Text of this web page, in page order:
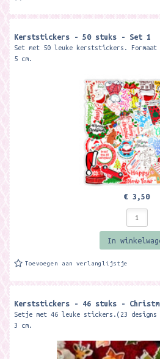
Kerststickers - 50 stuks - Set 1
Set met 50 leuke kerststickers. Formaat
5 cm.
€ 3,50
In
Toevoegen aan verlanglijstje
Kerststickers - 46 stuks -
Setje met 46 leuke stickers.(23
3 cm.